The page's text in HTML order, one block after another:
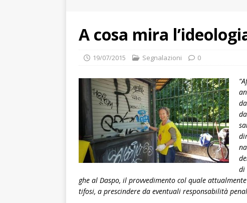
A cosa mira
19/07/2015 Segnalazioni 0
di
ghe al Daspo, il prov­ve­di­mento col quale
tifosi, a pre­scin­dere da even­tuali respon­sa­bi­lità